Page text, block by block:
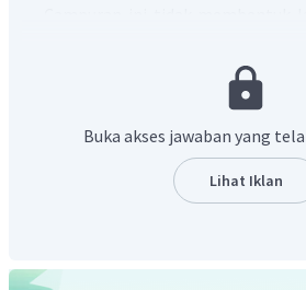
pH campuran ini bersifat basa.
membirukan kertas lakmus merah.
Campuran ini tidak membentuk
tetapi terbentuk larutan basa
tersisa di akhir reaksi. Campuran
Campuran ini membentuk
Buka akses jawaban yang
Lihat Iklan